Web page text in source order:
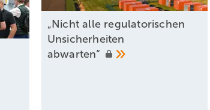
„Nicht alle regulatorischen
Unsicherheiten
abwarten“